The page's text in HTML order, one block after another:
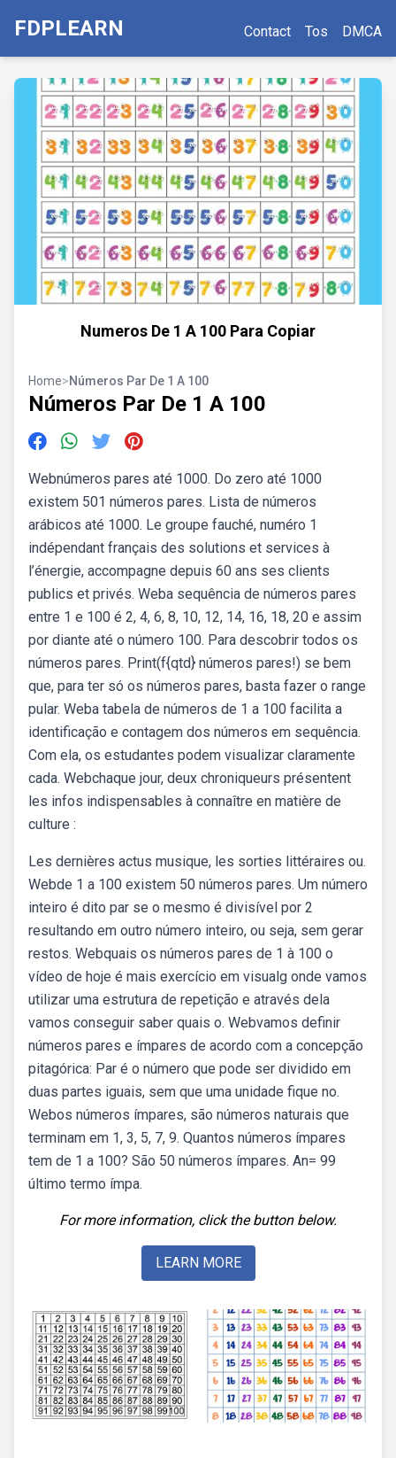
FDPLEARN Contact Tos DMCA
Numeros De 1 A 100 Para Copiar
Home>Números Par De 1 A 100
Números Par De 1 A 100
Webnúmeros pares até 1000. Do zero até 1000
existem 501 números pares. Lista de números
arábicos até 1000. Le groupe fauché, numéro 1
indépendant français des solutions et services à
l’énergie, accompagne depuis 60 ans ses clients
publics et privés. Weba sequência de números pares
entre 1 e 100 é 2, 4, 6, 8, 10, 12, 14, 16, 18, 20 e assim
por diante até o número 100. Para descobrir todos os
números pares. Print(f{qtd} números pares!) se bem
que, para ter só os números pares, basta fazer o range
pular. Weba tabela de números de 1 a 100 facilita a
identificação e contagem dos números em sequência.
Com ela, os estudantes podem visualizar claramente
cada. Webchaque jour, deux chroniqueurs présentent
les infos indispensables à connaître en matière de
culture :
Les dernières actus musique, les sorties littéraires ou.
Webde 1 a 100 existem 50 números pares. Um número
inteiro é dito par se o mesmo é divisível por 2
resultando em outro número inteiro, ou seja, sem gerar
restos. Webquais os números pares de 1 à 100 o
vídeo de hoje é mais exercício em visualg onde vamos
utilizar uma estrutura de repetição e através dela
vamos conseguir saber quais o. Webvamos definir
números pares e ímpares de acordo com a concepção
pitagórica: Par é o número que pode ser dividido em
duas partes iguais, sem que uma unidade fique no.
Webos números ímpares, são números naturais que
terminam em 1, 3, 5, 7, 9. Quantos números ímpares
tem de 1 a 100? São 50 números ímpares. An= 99
último termo ímpa.
For more information, click the button below.
LEARN MORE